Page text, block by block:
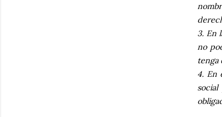
3. En
no
tenga
4. En